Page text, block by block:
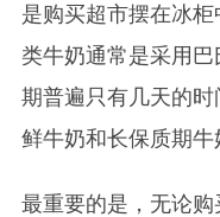
是购买超市摆在冰
类牛奶通常是采用
期普遍只有几天的时
鲜牛奶和长保质期牛
最重要的是，无论购